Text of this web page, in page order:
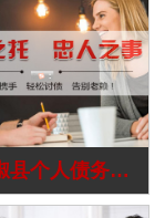
滁州全椒县个人债务追讨